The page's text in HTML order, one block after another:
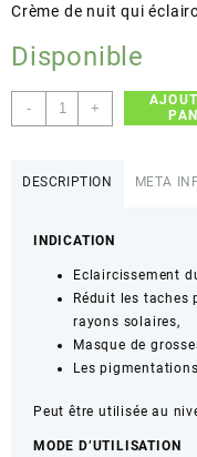
Crème de nuit qui
Disponible
-
quantité
de
+
DESCRIPTION META
INDICATION
Eclaircissement
Réduit les taches
rayons solaires,
Masque de
Les
Peut être utilisée au
MODE D’UTILISATION